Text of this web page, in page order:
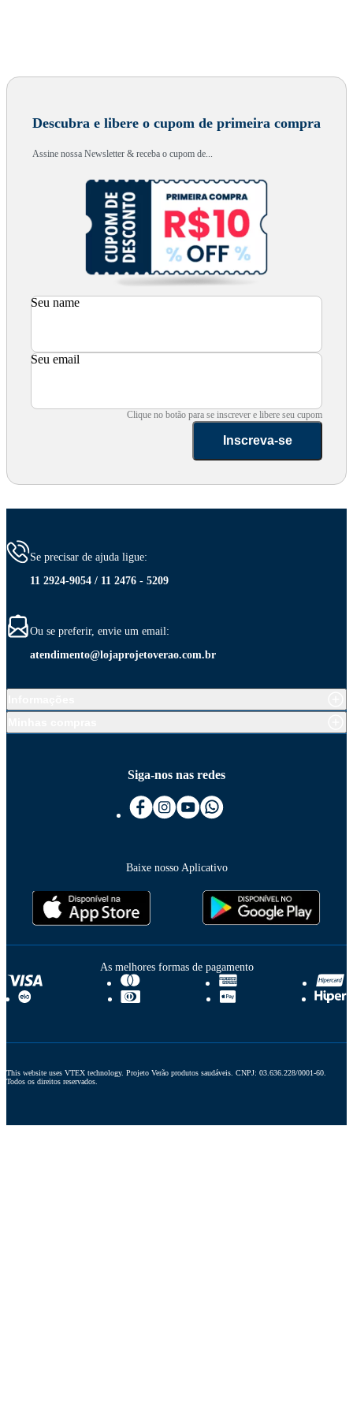
Descubra e libere o cupom de primeira compra
Assine nossa Newsletter & receba o cupom de...
Seu name
Seu email
Clique no botão para se inscrever e libere seu cupom
Inscreva-se
Se precisar de ajuda ligue:
11 2924-9054 / 11 2476 - 5209
Ou se preferir, envie um email:
atendimento@lojaprojetoverao.com.br
Siga-nos nas redes
Baixe nosso Aplicativo
As melhores formas de pagamento
This website uses VTEX technology. Projeto Verão produtos saudáveis. CNPJ: 03.636.228/0001-60.
Todos os direitos reservados.